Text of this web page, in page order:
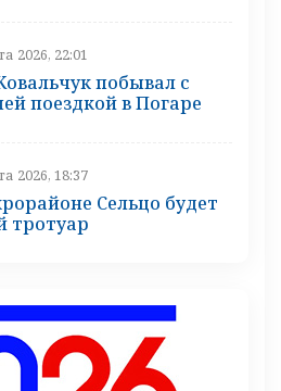
2026, 22:01
побывал с
поездкой в Погаре
2026, 18:37
Сельцо будет
тротуар